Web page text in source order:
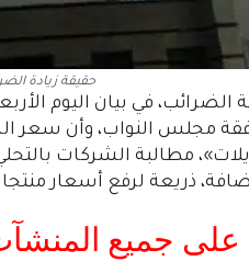
حقيقة زيادة
في بيان اليوم
مجلس النواب، وأن سعر
مطالبة الشركات
ذريعة لرفع أسعار
جميع